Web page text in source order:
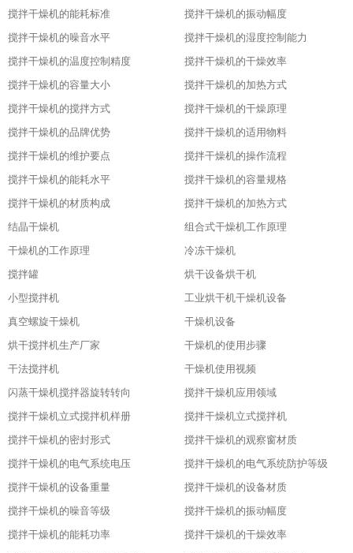
搅拌干燥机的能耗标准
搅拌干燥机的振动幅度
搅拌干燥机的噪音水平
搅拌干燥机的湿度控制能力
搅拌干燥机的温度控制精度
搅拌干燥机的干燥效率
搅拌干燥机的容量大小
搅拌干燥机的加热方式
搅拌干燥机的搅拌方式
搅拌干燥机的干燥原理
搅拌干燥机的品牌优势
搅拌干燥机的适用物料
搅拌干燥机的维护要点
搅拌干燥机的操作流程
搅拌干燥机的能耗水平
搅拌干燥机的容量规格
搅拌干燥机的材质构成
搅拌干燥机的加热方式
结晶干燥机
组合式干燥机工作原理
干燥机的工作原理
冷冻干燥机
搅拌罐
烘干设备烘干机
小型搅拌机
工业烘干机干燥机设备
真空螺旋干燥机
干燥机设备
烘干搅拌机生产厂家
干燥机的使用步骤
干法搅拌机
干燥机使用视频
闪蒸干燥机搅拌器旋转转向
搅拌干燥机应用领域
搅拌干燥机立式搅拌机样册
搅拌干燥机立式搅拌机
搅拌干燥机的密封形式
搅拌干燥机的观察窗材质
搅拌干燥机的电气系统电压
搅拌干燥机的电气系统防护等级
搅拌干燥机的设备重量
搅拌干燥机的设备材质
搅拌干燥机的噪音等级
搅拌干燥机的振动幅度
搅拌干燥机的能耗功率
搅拌干燥机的干燥效率